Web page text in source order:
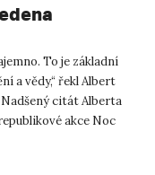
To je základní
a vědy,“ řekl Albert
citát Alberta
akce Noc